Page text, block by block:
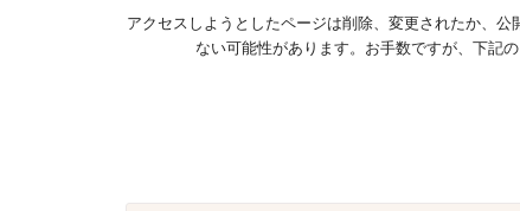
アクセスしようとしたページは削除、変更されたか、公
ない可能性があります。お手数ですが、下記